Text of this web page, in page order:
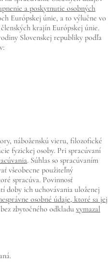
a poskytnutie osobných
Európskej únie, a to výlučne vo
krajín Európskej únie.
Slovenskej republiky podľa
náboženskú vieru, filozofické
fyzickej osoby. Pri spracúvaní
. Súhlas so spracúvaním
všeobecne použiteľný
spracúva. Povinnosť
doby ich uchovávania uloženej
osobné údaje, ktoré sa jej
zbytočného odkladu vymazal